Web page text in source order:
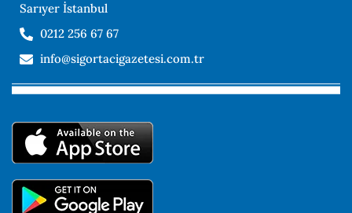
Sarıyer İstanbul
0212 256 67 67
info@sigortacigazetesi.com.tr